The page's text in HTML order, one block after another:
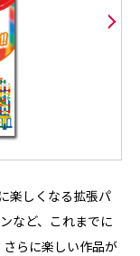
楽しくなる拡張パ
など、これまでに
らに楽しい作品が